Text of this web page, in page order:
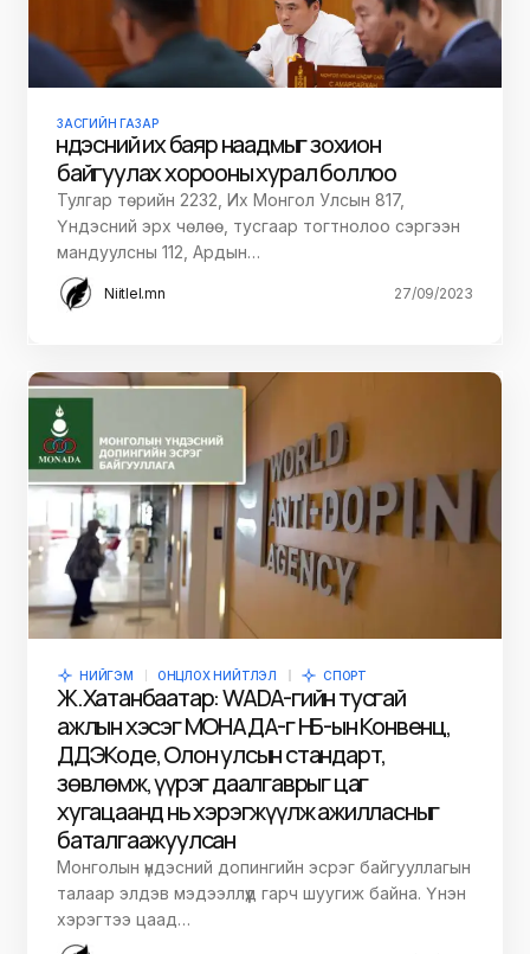
ЗАСГИЙН ГАЗАР
Үндэсний их баяр наадмыг зохион
байгуулах хорооны хурал боллоо
Тулгар төрийн 2232, Их Монгол Улсын 817,
Үндэсний эрх чөлөө, тусгаар тогтнолоо сэргээн
мандуулсны 112, Ардын…
Niitlel.mn 27/09/2023
НИЙГЭМ ОНЦЛОХ НИЙТЛЭЛ СПОРТ
Ж.Хатанбаатар: WADA-гийн тусгай
ажлын хэсэг МОНАДА-г НҮБ-ын Конвенц,
ДДЭКоде, Олон улсын стандарт,
зөвлөмж, үүрэг даалгаврыг цаг
хугацаанд нь хэрэгжүүлж ажилласныг
баталгаажуулсан
Монголын үндэсний допингийн эсрэг байгууллагын
талаар элдэв мэдээллүүд гарч шуугиж байна. Үнэн
хэрэгтээ цаад…